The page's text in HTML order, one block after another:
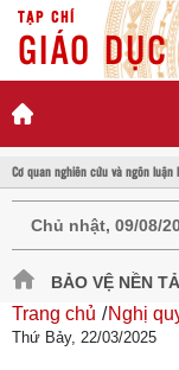
TẠP CHÍ
GIÁO
Cơ quan nghiên cứu và ngôn
Chủ nhật, 09/08/
BẢO VỆ NỀN
Trang chủ Nghị
Thứ Bảy, 22/03/2025